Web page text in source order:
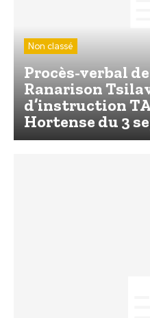
Non classé
Procès-verbal
Ranarison
d’instruction
Hortense du 3